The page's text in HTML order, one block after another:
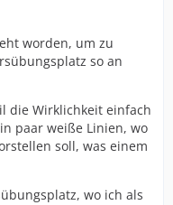
worden, um zu
so an
die Wirklichkeit einfach
paar weiße Linien, wo
soll, was einem
wo ich als